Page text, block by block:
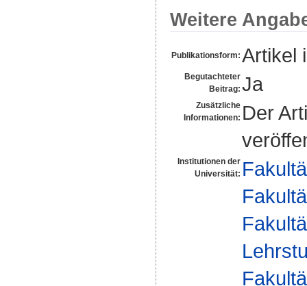
Weitere
Publikationsform: Artikel
Begutachteter
Beitrag: Ja
Zusätzliche
Informationen: Der
Institutionen der
Universität: